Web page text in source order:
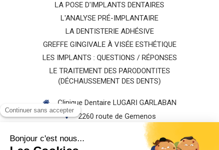
LA POSE D'IMPLANTS DENTAIRES
L'ANALYSE PRÉ-IMPLANTAIRE
LA DENTISTERIE ADHÉSIVE
GREFFE GINGIVALE À VISÉE ESTHÉTIQUE
LES IMPLANTS : QUESTIONS / RÉPONSES
LE TRAITEMENT DES PARODONTITES
(DÉCHAUSSEMENT DES DENTS)
Clinique Dentaire LUGARI GARLABAN
2260 route de Gemenos
AUBAGNE
Afficher le téléphone